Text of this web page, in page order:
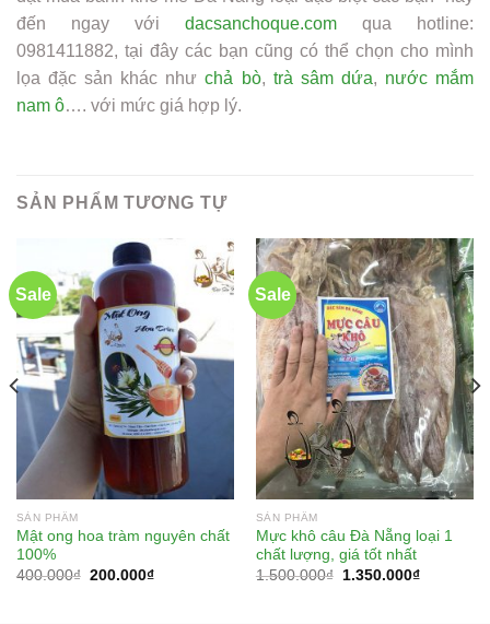
đến ngay với dacsanchoque.com qua hotline:
0981411882, tại đây các bạn cũng có thể chọn cho mình
lọa đặc sản khác nhưchả bò, trà sâm dứa, nước mắm
nam ô…. với mức giá hợp lý.
SẢN PHẨM TƯƠNG TỰ
Sale
SẢN PHẨM
Mật ong hoa tràm nguyên chất
100%
400.000₫ 200.000₫
Sale
SẢN PHẨM
Mực khô câu Đà Nẵng loại 1
chất lượng, giá tốt nhất
1.500.000₫ 1.350.000₫